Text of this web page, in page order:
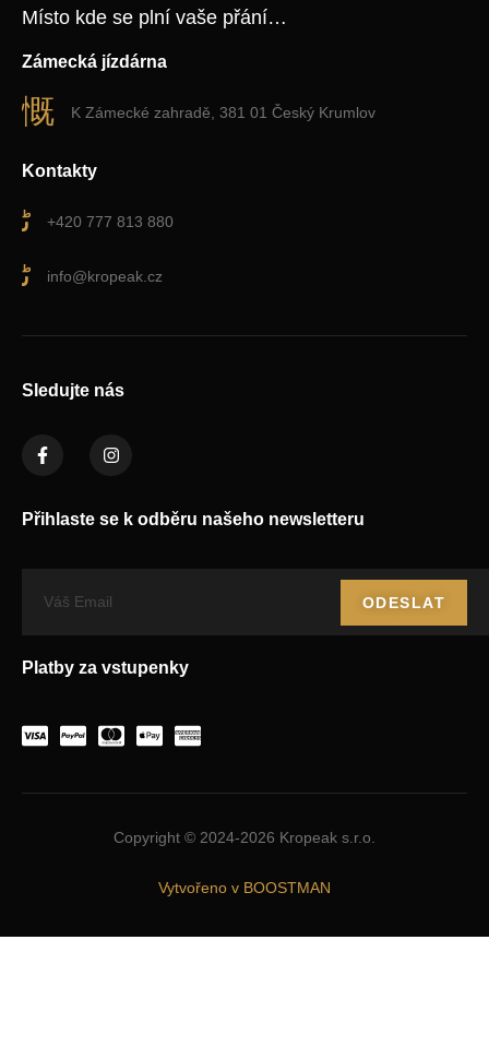
Místo kde se plní vaše přání…
Zámecká jízdárna
K Zámecké zahradě, 381 01 Český Krumlov
Kontakty
+420 777 813 880
info@kropeak.cz
Sledujte nás
Přihlaste se k odběru našeho newsletteru
ODESLAT
Platby za vstupenky
Copyright © 2024-2026 Kropeak s.r.o.
Vytvořeno v BOOSTMAN